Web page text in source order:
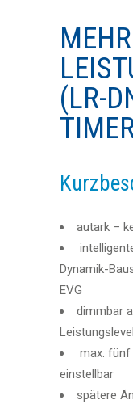
(LR-
autark –
Dynamik-
EVG
dimmbar
max. fünf
einstellbar
spätere